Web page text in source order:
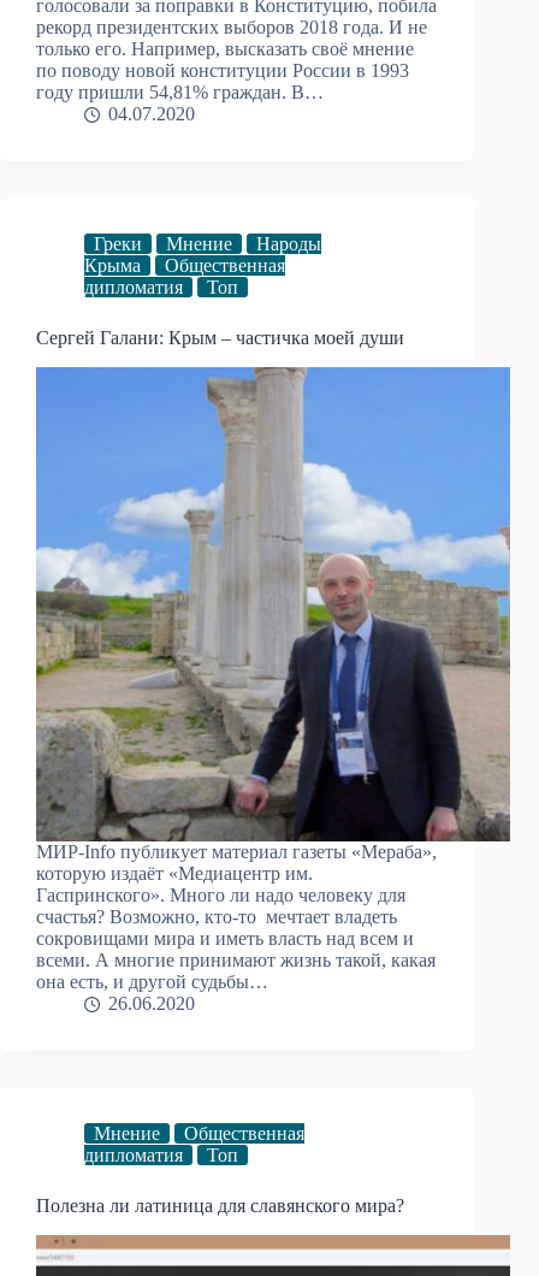
голосовали за поправки в Конституцию, побила
рекорд президентских выборов 2018 года. И не
только его. Например, высказать своё мнение
по поводу новой конституции России в 1993
году пришли 54,81% граждан. В…
04.07.2020
Греки Мнение
Народы
Крыма
Общественная
дипломатия
Топ
Сергей Галани: Крым – частичка моей души
МИР-Info публикует материал газеты «Мераба»,
которую издаёт «Медиацентр им.
Гаспринского». Много ли надо человеку для
счастья? Возможно, кто-то мечтает владеть
сокровищами мира и иметь власть над всем и
всеми. А многие принимают жизнь такой, какая
она есть, и другой судьбы…
26.06.2020
Мнение
Общественная
дипломатия
Топ
Полезна ли латиница для славянского мира?